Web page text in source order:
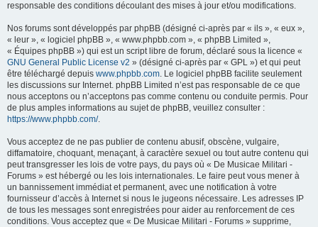
responsable des conditions découlant des mises à jour et/ou modifications.
Nos forums sont développés par phpBB (désigné ci-après par « ils », « eux »,
« leur », « logiciel phpBB », « www.phpbb.com », « phpBB Limited »,
« Équipes phpBB ») qui est un script libre de forum, déclaré sous la licence «
GNU General Public License v2 » (désigné ci-après par « GPL ») et qui peut
être téléchargé depuis www.phpbb.com. Le logiciel phpBB facilite seulement
les discussions sur Internet. phpBB Limited n’est pas responsable de ce que
nous acceptons ou n’acceptons pas comme contenu ou conduite permis. Pour
de plus amples informations au sujet de phpBB, veuillez consulter :
https://www.phpbb.com/.
Vous acceptez de ne pas publier de contenu abusif, obscène, vulgaire,
diffamatoire, choquant, menaçant, à caractère sexuel ou tout autre contenu qui
peut transgresser les lois de votre pays, du pays où « De Musicae Militari -
Forums » est hébergé ou les lois internationales. Le faire peut vous mener à
un bannissement immédiat et permanent, avec une notification à votre
fournisseur d’accès à Internet si nous le jugeons nécessaire. Les adresses IP
de tous les messages sont enregistrées pour aider au renforcement de ces
conditions. Vous acceptez que « De Musicae Militari - Forums » supprime,